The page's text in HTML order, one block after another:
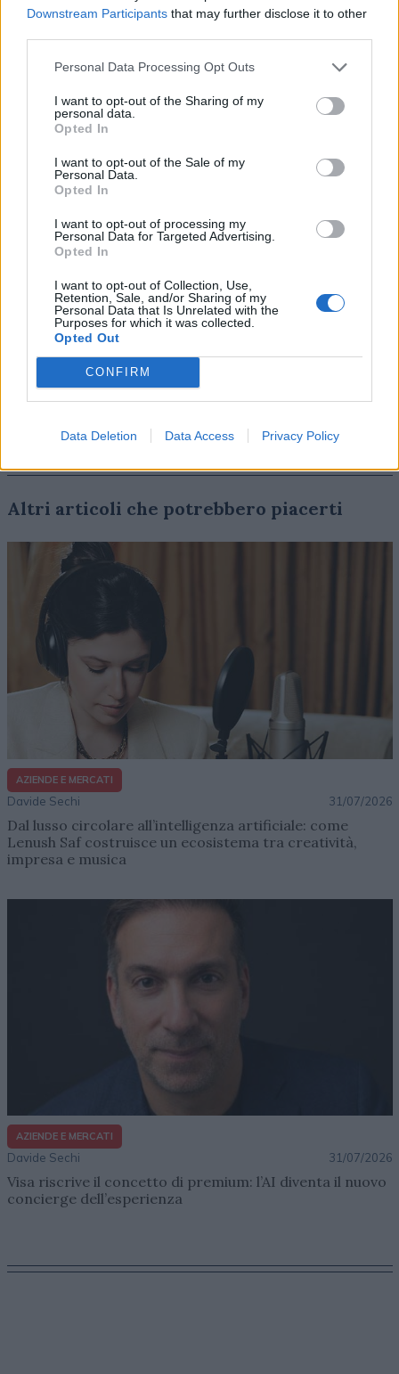
Downstream Participants that may further disclose it to other
Personal Data Processing Opt Outs
I want to opt-out of the Sharing of my
personal data.
Opted In
I want to opt-out of the Sale of my
Personal Data.
Opted In
I want to opt-out of processing my
Personal Data for Targeted Advertising.
Opted In
I want to opt-out of Collection, Use,
Retention, Sale, and/or Sharing of my
Personal Data that Is Unrelated with the
Purposes for which it was collected.
Opted Out
CONFIRM
Data Deletion Data Access Privacy Policy
Executive Board Member del Gruppo Cegos e CEO di
, afferma: “L’accelerazione dell’IA
generativa sta trasformando profondamente le
organizzazioni, ponendo sfide tecnologiche, etiche,
clienti ad adottare le innovazioni tecnologiche
conciliando etica e performance. Nell’era dell’AI è
performance ed etica, tenendo conto delle loro sfide
specifiche e del loro livello di maturità in questo campo.
competenze è una leva strategica che deve essere
attivata rapidamente per accompagnare questa
FORMAZIONE AI
Altri articoli che potrebbero piacerti
AZIENDE E MERCATI
Davide Sechi 31/07/2026
Dal lusso circolare all’intelligenza artificiale: come
Lenush Saf costruisce un ecosistema tra creatività,
impresa e musica
AZIENDE E MERCATI
Davide Sechi 31/07/2026
Visa riscrive il concetto di premium: l’AI diventa il nuovo
concierge dell’esperienza